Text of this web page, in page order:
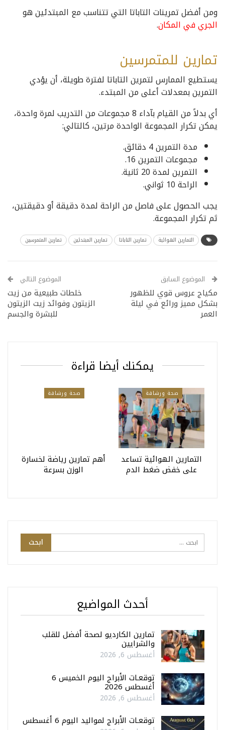
ومن أفضل تمرينات التاباتا التي تتناسب مع المبتدئين هو
الجري في المكان.
تمارين للمتمرسين
يستطيع الممارس لتمرين التاباتا لفترة طويلة، أن يؤدي
التمرين بمعدلات أعلى من المبتدء.
أي بدلاً من القيام بآداء 8 مجموعات من التدريب لمرة واحدة،
يمكن تكرار المجموعة الواحدة مرتين، كالتالي:
مدة التمرين 4 دقائق.
مجموعات التمرين 16.
التمرين لمدة 20 ثانية.
الراحة 10 ثواني.
يجب الحصول على فاصل من الراحة لمدة دقيقة أو دقيقتين،
ثم تكرار المجموعة.
التمارين الهوائية تمارين التاباتا تمارين المبتدئين تمارين المتمرسين
الموضوع السابق
مكياج عروس قوي للظهور
بشكل مميز ورائع في ليلة
العمر
الموضوع التالي
خلطات طبيعية من زيت
الزيتون وفوائد زيت الزيتون
للبشرة والجسم
يمكنك أيضا قراءة
صحة ورشاقة
التمارين الهوائية تساعد
على خفض ضغط الدم
صحة ورشاقة
أهم تمارين رياضة لخسارة
الوزن بسرعة
أحدث المواضيع
تمارين الكارديو لصحة أفضل للقلب
والشرايين
أغسطس 6, 2026
توقعـات الأبراج اليوم الخميس 6
أغسطس 2026
أغسطس 6, 2026
توقعـات الأبراج لمواليد اليوم 6 أغسطس